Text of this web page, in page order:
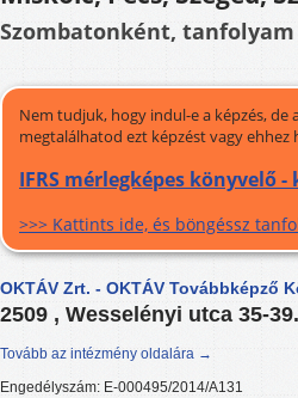
Szombatonként, tanfolyam
Nem tudjuk, hogy indul-e a képzés,
megtalálhatod ezt képzést vagy ehhez
IFRS mérlegképes könyvelő
>>> Kattints ide, és böngéssz
OKTÁV Zrt. - OKTÁV Továbbképző
2509 , Wesselényi utca 35-39.
Tovább az intézmény oldalára →
Engedélyszám: E-000495/2014/A131